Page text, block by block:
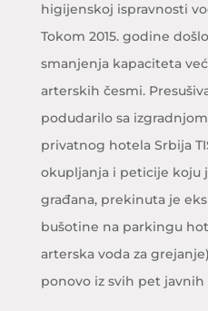
higijenskoj ispravnosti
Tokom 2015. godine
smanjenja kapaciteta
arterskih česmi.
podudarilo sa
privatnog hotela Srbija
okupljanja i peticije koju
građana, prekinuta je
bušotine na parkingu
arterska voda za
ponovo iz svih pet